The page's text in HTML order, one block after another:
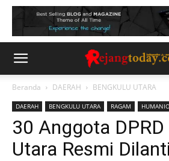
Beranda DAERAH BENGKULU UTARA
DAERAH BENGKULU UTARA RAGAM
30 Anggota
Utara Resmi